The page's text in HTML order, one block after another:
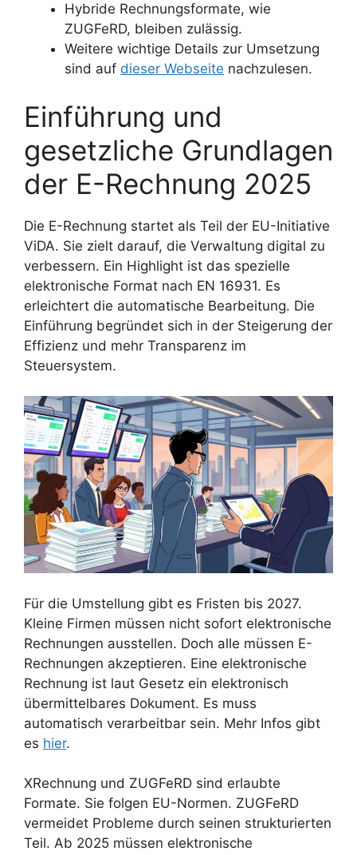
Hybride Rechnungsformate, wie
ZUGFeRD, bleiben zulässig.
Weitere wichtige Details zur Umsetzung
sind auf dieser Webseite nachzulesen.
Einführung und
gesetzliche Grundlagen
der E-Rechnung 2025
Die E-Rechnung startet als Teil der EU-Initiative
ViDA. Sie zielt darauf, die Verwaltung digital zu
verbessern. Ein Highlight ist das spezielle
elektronische Format nach EN 16931. Es
erleichtert die automatische Bearbeitung. Die
Einführung begründet sich in der Steigerung der
Effizienz und mehr Transparenz im
Steuersystem.
Für die Umstellung gibt es Fristen bis 2027.
Kleine Firmen müssen nicht sofort elektronische
Rechnungen ausstellen. Doch alle müssen E-
Rechnungen akzeptieren. Eine elektronische
Rechnung ist laut Gesetz ein elektronisch
übermittelbares Dokument. Es muss
automatisch verarbeitbar sein. Mehr Infos gibt
es hier.
XRechnung und ZUGFeRD sind erlaubte
Formate. Sie folgen EU-Normen. ZUGFeRD
vermeidet Probleme durch seinen strukturierten
Teil. Ab 2025 müssen elektronische